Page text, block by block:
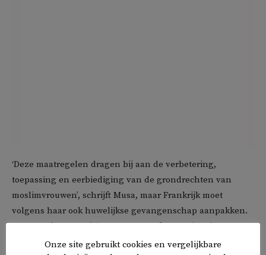
‘Deze maatregelen dragen bij aan de verbetering,
toepassing en eerbiediging van de grondrechten van
moslimvrouwen’, schrijft Musa, maar Frankrijk moet
volgens haar ook huwelijkse gevangenschap aanpakken.
Daar maakt Musa zich met Femmes for Freedom in
Nederland nu tien jaar hard voor.
Onze site gebruikt cookies en vergelijkbare